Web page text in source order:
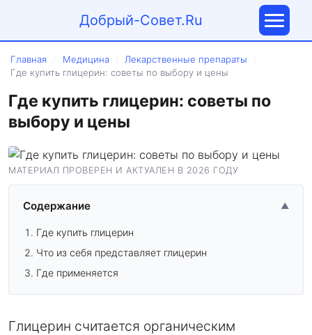
Добрый-Совет.Ru
Главная Медицина Лекарственные препараты
Где купить глицерин: советы по выбору и цены
Где купить глицерин: советы по
выбору и цены
МАТЕРИАЛ ПРОВЕРЕН И АКТУАЛЕН В 2026 ГОДУ
Содержание ▲
Где купить глицерин
Что из себя представляет глицерин
Где применяется
Глицерин считается органическим